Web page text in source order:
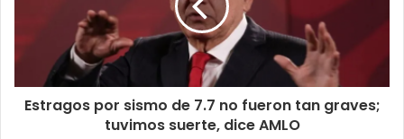
Estragos por sismo de 7.7 no fueron tan graves;
tuvimos suerte, dice AMLO